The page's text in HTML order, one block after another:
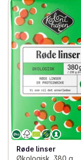
Røde linser
Økologisk, 380 g,